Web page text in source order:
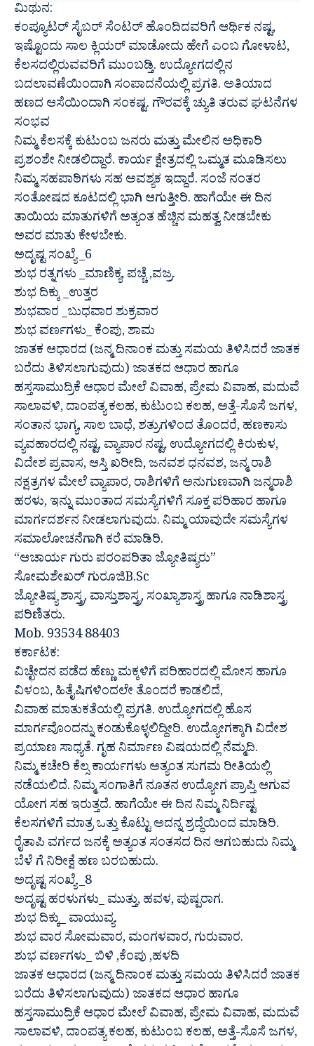
ಮಿಥುನ:
ಕಂಪ್ಯೂಟರ್ ಸೈಬರ್ ಸೆಂಟರ್ ಹೊಂದಿದವರಿಗೆ ಆರ್ಥಿಕ ನಷ್ಟ,
ಇಷ್ಟೊಂದು ಸಾಲ ಕ್ಲಿಯರ್ ಮಾಡೋದು ಹೇಗೆ ಎಂಬ ಗೋಳಾಟ,
ಕೆಲಸದಲ್ಲಿರುವವರಿಗೆ ಮುಂಬಡ್ತಿ. ಉದ್ಯೋಗದಲ್ಲಿನ
ಬದಲಾವಣೆಯಿಂದಾಗಿ ಸಂಪಾದನೆಯಲ್ಲಿ ಪ್ರಗತಿ. ಅತಿಯಾದ
ಹಣದ ಆಸೆಯಿಂದಾಗಿ ಸಂಕಷ್ಟ. ಗೌರವಕ್ಕೆ ಚ್ಯುತಿ ತರುವ ಘಟನೆಗಳ
ಸಂಭವ
ನಿಮ್ಮ ಕೆಲಸಕ್ಕೆ ಕುಟುಂಬ ಜನರು ಮತ್ತು ಮೇಲಿನ ಅಧಿಕಾರಿ
ಪ್ರಶಂಶೇ ನೀಡಲಿದ್ದಾರೆ. ಕಾರ್ಯ ಕ್ಷೇತ್ರದಲ್ಲಿ ಒಮ್ಮತ ಮೂಡಿಸಲು
ನಿಮ್ಮ ಸಹಪಾಠಿಗಳು ಸಹ ಅವಶ್ಯಕ ಇದ್ದಾರೆ. ಸಂಜೆ ನಂತರ
ಸಂತೋಷದ ಕೂಟದಲ್ಲಿ ಭಾಗಿ ಆಗುತ್ತೀರಿ. ಹಾಗೆಯೇ ಈ ದಿನ
ತಾಯಿಯ ಮಾತುಗಳಿಗೆ ಅತ್ಯಂತ ಹೆಚ್ಚಿನ ಮಹತ್ವ ನೀಡಬೇಕು
ಅವರ ಮಾತು ಕೇಳಬೇಕು.
ಅದೃಷ್ಟ ಸಂಖ್ಯೆ _6
ಶುಭ ರತ್ನಗಳು _ಮಾಣಿಕ್ಯ, ಪಚ್ಚೆ ,ವಜ್ರ.
ಶುಭ ದಿಕ್ಕು _ಉತ್ತರ
ಶುಭವಾರ _ಬುಧವಾರ ಶುಕ್ರವಾರ
ಶುಭ ವರ್ಣಗಳು_ ಕೆಂಪು, ಶಾಮ
ಜಾತಕ ಆಧಾರದ (ಜನ್ಮ ದಿನಾಂಕ ಮತ್ತು ಸಮಯ ತಿಳಿಸಿದರೆ ಜಾತಕ
ಬರೆದು ತಿಳಿಸಲಾಗುವುದು) ಜಾತಕದ ಆಧಾರ ಹಾಗೂ
ಹಸ್ತಸಾಮುದ್ರಿಕೆ ಆಧಾರ ಮೇಲೆ ವಿವಾಹ, ಪ್ರೇಮ ವಿವಾಹ, ಮದುವೆ
ಸಾಲಾವಳಿ, ದಾಂಪತ್ಯ ಕಲಹ, ಕುಟುಂಬ ಕಲಹ, ಅತ್ತೆ-ಸೊಸೆ ಜಗಳ,
ಸಂತಾನ ಭಾಗ್ಯ, ಸಾಲ ಬಾಧೆ, ಶತ್ರುಗಳಿಂದ ತೊಂದರೆ, ಹಣಕಾಸು
ವ್ಯವಹಾರದಲ್ಲಿ ನಷ್ಟ, ವ್ಯಾಪಾರ ನಷ್ಟ, ಉದ್ಯೋಗದಲ್ಲಿ ಕಿರುಕುಳ,
ವಿದೇಶ ಪ್ರವಾಸ, ಆಸ್ತಿ ಖರೀದಿ, ಜನವಶ ಧನವಶ, ಜನ್ಮ ರಾಶಿ
ನಕ್ಷತ್ರಗಳ ಮೇಲೆ ವ್ಯಾಪಾರ, ರಾಶಿಗಳಿಗೆ ಅನುಗುಣವಾಗಿ ಜನ್ಮರಾಶಿ
ಹರಳು, ಇನ್ನು ಮುಂತಾದ ಸಮಸ್ಯೆಗಳಿಗೆ ಸೂಕ್ತ ಪರಿಹಾರ ಹಾಗೂ
ಮಾರ್ಗದರ್ಶನ ನೀಡಲಾಗುವುದು. ನಿಮ್ಮ ಯಾವುದೇ ಸಮಸ್ಯೆಗಳ
ಸಮಾಲೋಚನೆಗಾಗಿ ಕರೆ ಮಾಡಿರಿ.
“ಆಚಾರ್ಯ ಗುರು ಪರಂಪರಿತಾ ಜ್ಯೋತಿಷ್ಯರು”
ಸೋಮಶೇಖರ್ ಗುರೂಜಿB.Sc
ಜ್ಯೋತಿಷ್ಯ ಶಾಸ್ತ್ರ, ವಾಸ್ತುಶಾಸ್ತ್ರ, ಸಂಖ್ಯಾಶಾಸ್ತ್ರ ಹಾಗೂ ನಾಡಿಶಾಸ್ತ್ರ
ಪರಿಣಿತರು.
Mob. 93534 88403
ಕರ್ಕಾಟಕ:
ವಿಚ್ಛೇದನ ಪಡೆದ ಹೆಣ್ಣು ಮಕ್ಕಳಿಗೆ ಪರಿಹಾರದಲ್ಲಿ ಮೋಸ ಹಾಗೂ
ವಿಳಂಬ, ಹಿತೈಷಿಗಳಿಂದಲೇ ತೊಂದರೆ ಕಾಡಲಿದೆ,
ವಿವಾಹ ಮಾತುಕತೆಯಲ್ಲಿ ಪ್ರಗತಿ. ಉದ್ಯೋಗದಲ್ಲಿ ಹೊಸ
ಮಾರ್ಗವೊಂದನ್ನು ಕಂಡುಕೊಳ್ಳಲಿದ್ದೀರಿ. ಉದ್ಯೋಗಕ್ಕಾಗಿ ವಿದೇಶ
ಪ್ರಯಾಣ ಸಾಧ್ಯತೆ. ಗೃಹ ನಿರ್ಮಾಣ ವಿಷಯದಲ್ಲಿ ನೆಮ್ಮದಿ.
ನಿಮ್ಮ ಕಚೇರಿ ಕೆಲ್ಸ ಕಾರ್ಯಗಳು ಅತ್ಯಂತ ಸುಗಮ ರೀತಿಯಲ್ಲಿ
ನಡೆಯಲಿದೆ. ನಿಮ್ಮ ಸಂಗಾತಿಗೆ ನೂತನ ಉದ್ಯೋಗ ಪ್ರಾಪ್ತಿ ಆಗುವ
ಯೋಗ ಸಹ ಇರುತ್ತದೆ. ಹಾಗೆಯೇ ಈ ದಿನ ನಿಮ್ಮ ನಿರ್ದಿಷ್ಟ
ಕೆಲಸಗಳಿಗೆ ಮಾತ್ರ ಒತ್ತು ಕೊಟ್ಟು ಅದನ್ನ ಶ್ರದ್ಧೆಯಿಂದ ಮಾಡಿರಿ.
ರೈತಾಪಿ ವರ್ಗದ ಜನಕ್ಕೆ ಅತ್ಯಂತ ಸಂತಸದ ದಿನ ಆಗಬಹುದು ನಿಮ್ಮ
ಬೆಳೆ ಗೆ ನಿರೀಕ್ಷೆ ಹಣ ಬರಬಹುದು.
ಅದೃಷ್ಟ ಸಂಖ್ಯೆ _8
ಅದೃಷ್ಟ ಹರಳುಗಳು_ ಮುತ್ತು, ಹವಳ, ಪುಷ್ಪರಾಗ.
ಶುಭ ದಿಕ್ಕು_ ವಾಯುವ್ಯ.
ಶುಭ ವಾರ ಸೋಮವಾರ, ಮಂಗಳವಾರ, ಗುರುವಾರ.
ಶುಭ ವರ್ಣಗಳು_ ಬಿಳಿ ,ಕೆಂಪು ,ಹಳದಿ
ಜಾತಕ ಆಧಾರದ (ಜನ್ಮ ದಿನಾಂಕ ಮತ್ತು ಸಮಯ ತಿಳಿಸಿದರೆ ಜಾತಕ
ಬರೆದು ತಿಳಿಸಲಾಗುವುದು) ಜಾತಕದ ಆಧಾರ ಹಾಗೂ
ಹಸ್ತಸಾಮುದ್ರಿಕೆ ಆಧಾರ ಮೇಲೆ ವಿವಾಹ, ಪ್ರೇಮ ವಿವಾಹ, ಮದುವೆ
ಸಾಲಾವಳಿ, ದಾಂಪತ್ಯ ಕಲಹ, ಕುಟುಂಬ ಕಲಹ, ಅತ್ತೆ-ಸೊಸೆ ಜಗಳ,